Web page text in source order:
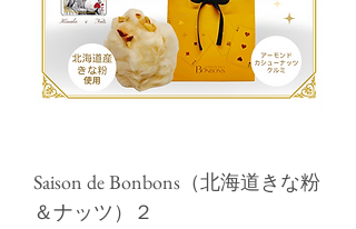
Saison de Bonbons（北海道きな粉
＆ナッツ）２